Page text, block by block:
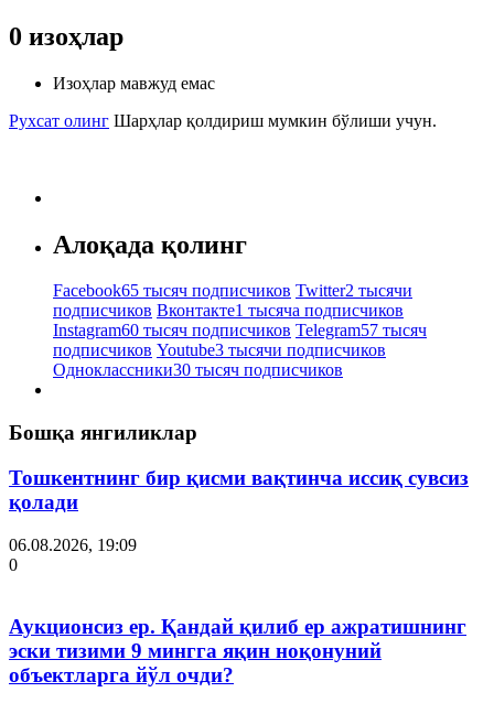
0 изоҳлар
Изоҳлар мавжуд емас
Рухсат олинг Шарҳлар қолдириш мумкин бўлиши учун.
Алоқада қолинг
Facebook65 тысяч подписчиков Twitter2 тысячи
подписчиков Вконтакте1 тысяча подписчиков
Instagram60 тысяч подписчиков Telegram57 тысяч
подписчиков Youtube3 тысячи подписчиков
Одноклассники30 тысяч подписчиков
Бошқа янгиликлар
Тошкентнинг бир қисми вақтинча иссиқ сувсиз
қолади
06.08.2026, 19:09
0
Аукционсиз ер. Қандай қилиб ер ажратишнинг
эски тизими 9 мингга яқин ноқонуний
объектларга йўл очди?